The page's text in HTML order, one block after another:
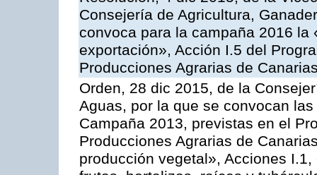
Consejería de Agricultura,
convoca para la campaña 2016
exportación», Acción I.5 del
Producciones Agrarias de
Orden, 28 dic 2015, de la
Aguas, por la que se convocan
Campaña 2013, previstas en el
Producciones Agrarias de
producción vegetal», Acciones